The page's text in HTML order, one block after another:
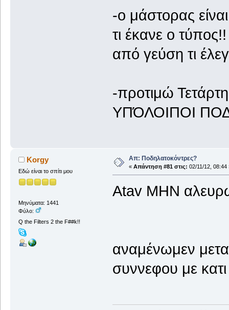
-ο μάστορας
τι έκανε ο τύπος!!
από γεύση τι
-προτιμώ
ΥΠΌΛΟΙΠΟΙ
Korgy
Εδώ είναι το σπίτι μου
Μηνύματα: 1441
Φύλο:
Q the Filters 2 the F##k!!
Απ: Ποδηλατοκόντρες?
« Απάντηση #81 στις: 02/11/12, 08:44
Αtav ΜΗΝ
αναμένωμεν
συννεφου με